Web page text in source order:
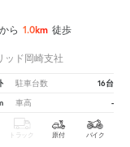
ら 1.0km 徒歩
ッド岡崎支社
駐車台数 16台
車高 -
トラック 原付 バイク